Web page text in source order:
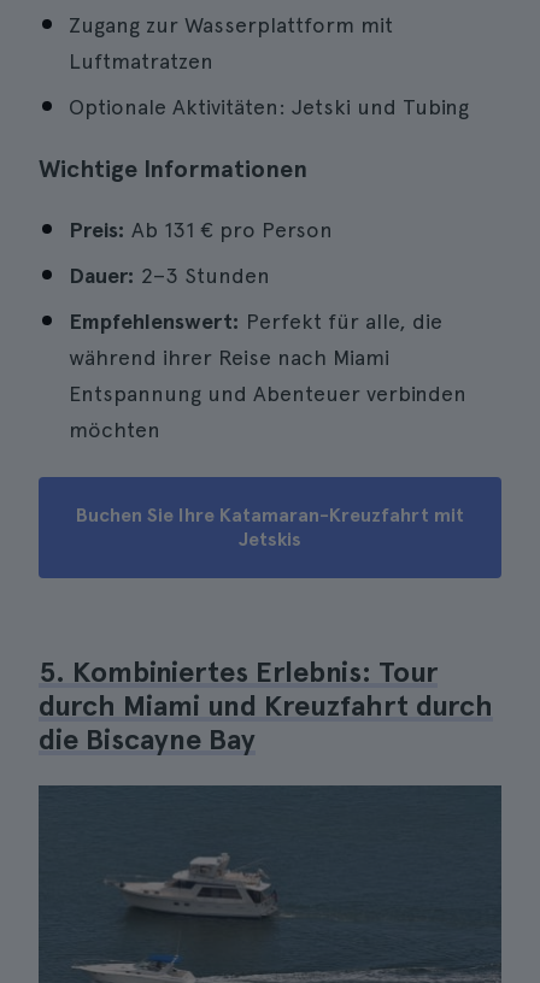
Zugang zur Wasserplattform mit
Luftmatratzen
Optionale Aktivitäten: Jetski und Tubing
Wichtige Informationen
Preis: Ab 131 € pro Person
Dauer: 2–3 Stunden
Empfehlenswert: Perfekt für alle, die
während ihrer Reise nach Miami
Entspannung und Abenteuer verbinden
möchten
Buchen Sie Ihre Katamaran-Kreuzfahrt mit
Jetskis
5. Kombiniertes Erlebnis: Tour
durch Miami und Kreuzfahrt durch
die Biscayne Bay